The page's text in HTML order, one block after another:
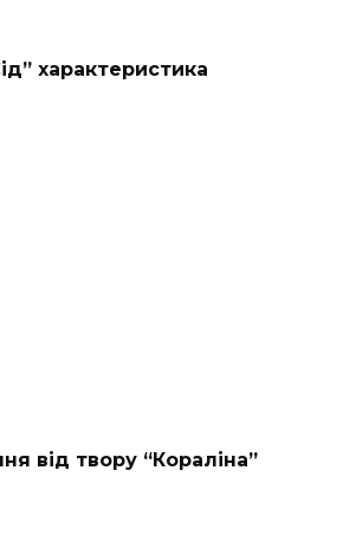
характеристика
від твору “Кораліна”